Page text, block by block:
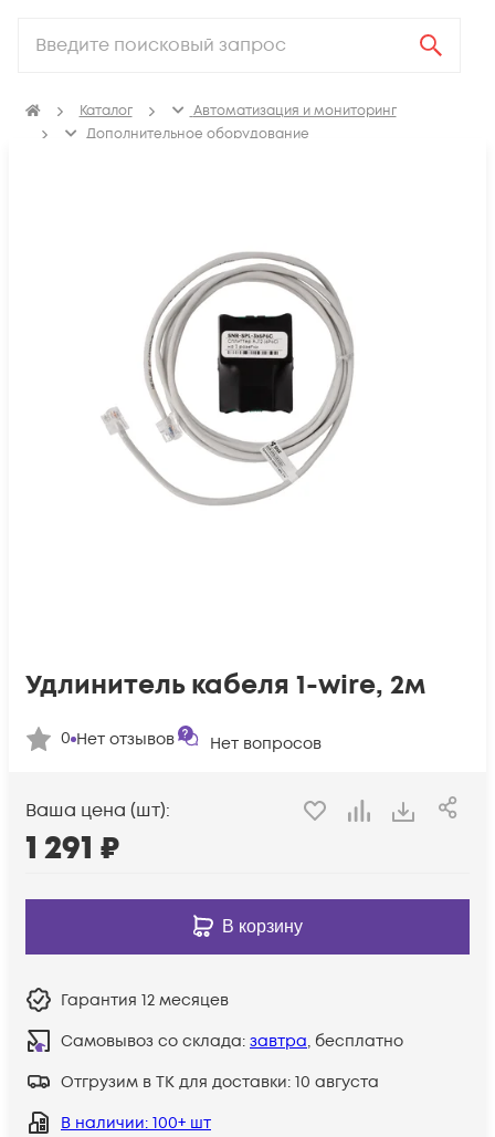
Каталог
Автоматизация и мониторинг
Дополнительное оборудование
Удлинитель кабеля 1-wire, 2м
0 Нет отзывов Нет вопросов
Ваша цена (шт):
1 291 ₽
В корзину
Гарантия 12 месяцев
Самовывоз со склада: завтра, бесплатно
Отгрузим в ТК для доставки: 10 августа
В наличии: 100+ шт